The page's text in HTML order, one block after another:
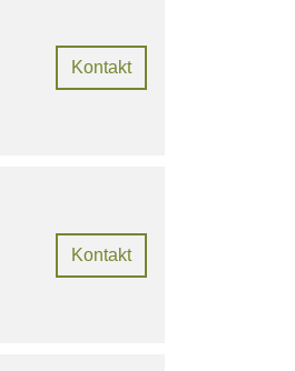
Kontakt
Kontakt